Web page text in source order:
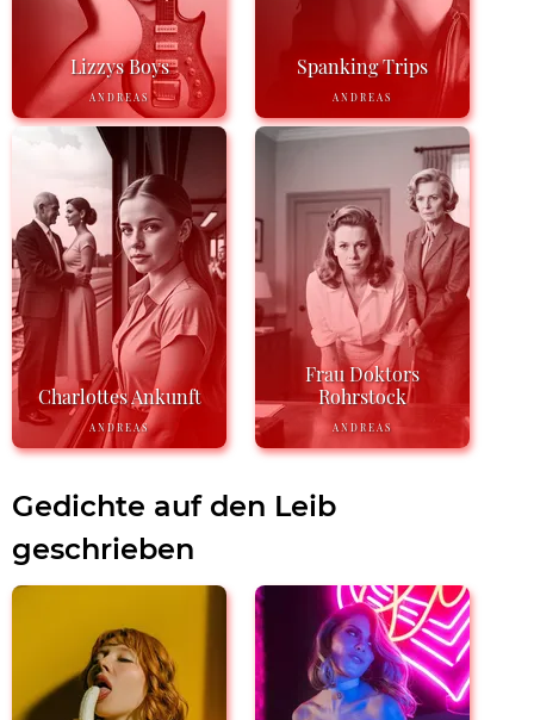
Lizzys Boys
ANDREAS
Spanking Trips
ANDREAS
Charlottes Ankunft
ANDREAS
Frau Doktors
Rohrstock
ANDREAS
Gedichte auf den Leib
geschrieben